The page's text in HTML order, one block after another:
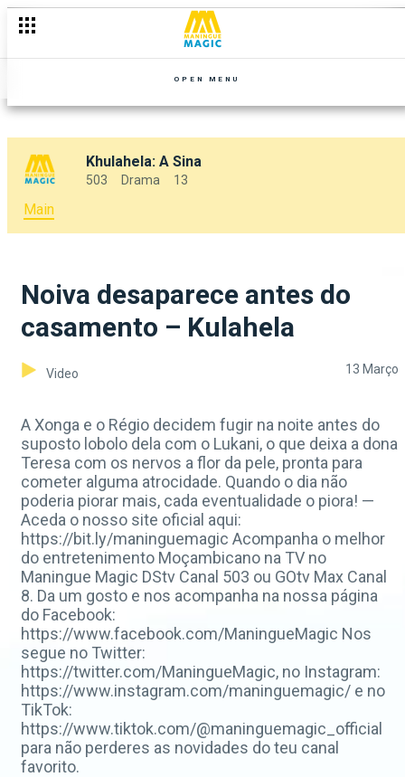
OPEN MENU
Khulahela: A Sina
503 Drama 13
Main
Noiva desaparece antes do
casamento – Kulahela
Video 13 Março
A Xonga e o Régio decidem fugir na noite antes do
suposto lobolo dela com o Lukani, o que deixa a dona
Teresa com os nervos a flor da pele, pronta para
cometer alguma atrocidade. Quando o dia não
poderia piorar mais, cada eventualidade o piora! —
Aceda o nosso site oficial aqui:
https://bit.ly/maninguemagic Acompanha o melhor
do entretenimento Moçambicano na TV no
Maningue Magic DStv Canal 503 ou GOtv Max Canal
8. Da um gosto e nos acompanha na nossa página
do Facebook:
https://www.facebook.com/ManingueMagic Nos
segue no Twitter:
https://twitter.com/ManingueMagic, no Instagram:
https://www.instagram.com/maninguemagic/ e no
TikTok:
https://www.tiktok.com/@maninguemagic_official
para não perderes as novidades do teu canal
favorito.